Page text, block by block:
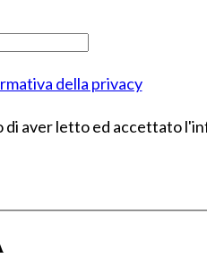
della privacy
di aver letto ed accettato